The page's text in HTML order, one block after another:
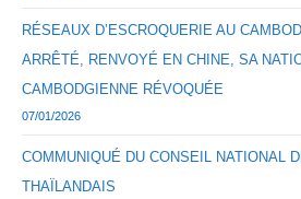
RÉSEAUX D’ESCROQUERIE AU
ARRÊTÉ, RENVOYÉ EN CHINE, SA
CAMBODGIENNE RÉVOQUÉE
07/01/2026
COMMUNIQUÉ DU CONSEIL NATIONAL
THAÏLANDAIS